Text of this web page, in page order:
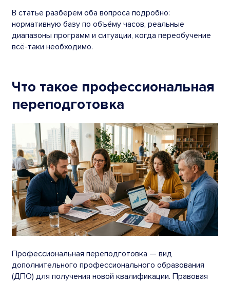
В статье разберём оба вопроса подробно:
нормативную базу по объёму часов, реальные
диапазоны программ и ситуации, когда переобучение
всё-таки необходимо.
Что такое профессиональная
переподготовка
Профессиональная переподготовка — вид
дополнительного профессионального образования
(ДПО) для получения новой квалификации. Правовая